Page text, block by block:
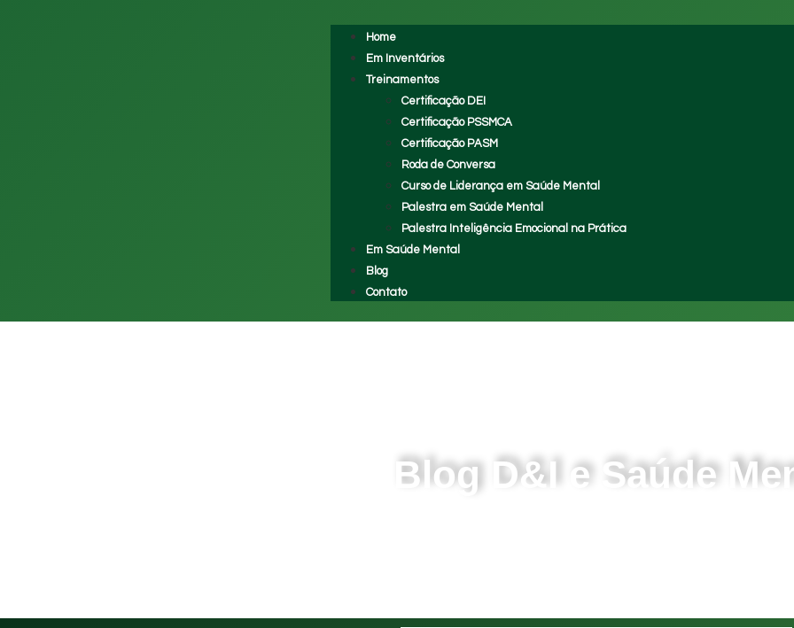
Home
Em Inventários
Treinamentos
Certificação DEI
Certificação PSSMCA
Certificação PASM
Roda de Conversa
Curso de Liderança em Saúde Mental
Palestra em Saúde Mental
Palestra Inteligência Emocional na Prática
Em Saúde Mental
Blog
Contato
Blog D&I e Saúde